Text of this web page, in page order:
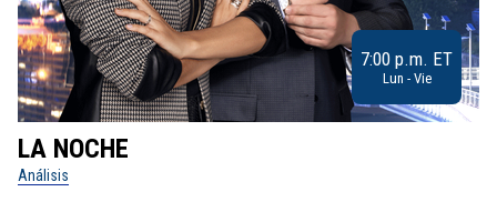
7:00 p.m. ET
Lun - Vie
LA NOCHE
Análisis